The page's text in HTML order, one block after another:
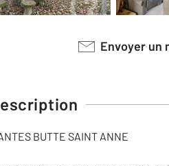
Envoyer un
BUTTE SAINT ANNE